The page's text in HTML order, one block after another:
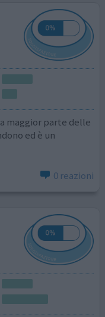
maggior parte delle
ed è un
0 reazioni